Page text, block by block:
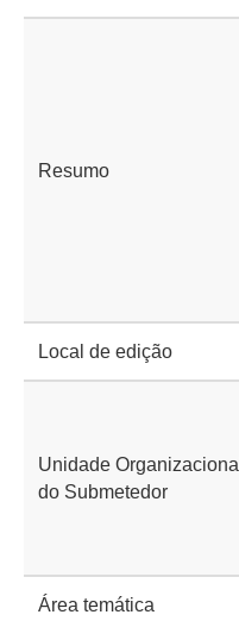
Resumo
Local de edição
Unidade Organizacional
do Submetedor
Área temática